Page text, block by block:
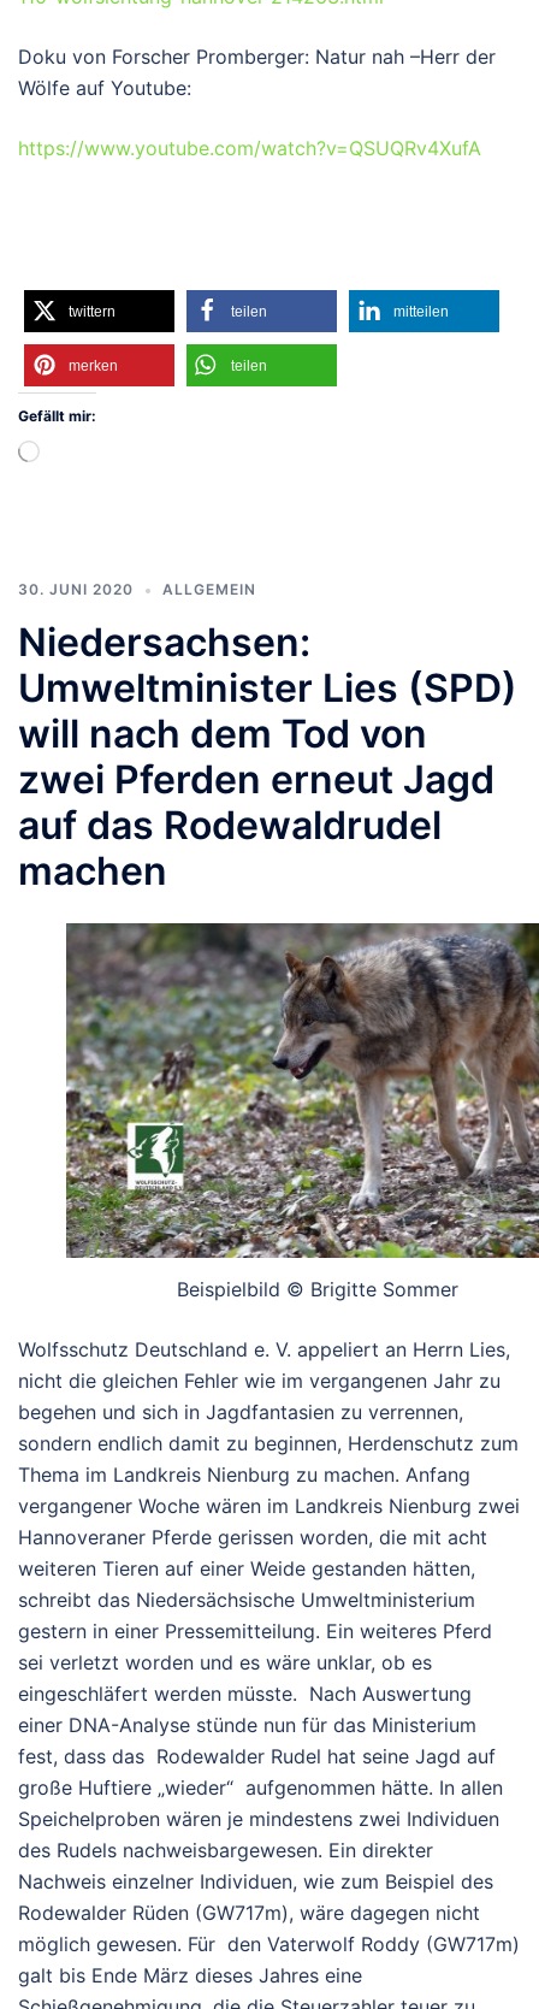
Doku von Forscher Promberger: Natur nah –Herr der
Wölfe auf Youtube:
https://www.youtube.com/watch?v=QSUQRv4XufA
twittern teilen mitteilen
merken teilen
Gefällt mir:
Wird
30. JUNI 2020 ALLGEMEIN
Niedersachsen:
Umweltminister Lies (SPD)
will nach dem Tod von
zwei Pferden erneut Jagd
auf das Rodewaldrudel
machen
Beispielbild © Brigitte Sommer
Wolfsschutz Deutschland e. V. appeliert an Herrn Lies,
nicht die gleichen Fehler wie im vergangenen Jahr zu
begehen und sich in Jagdfantasien zu verrennen,
sondern endlich damit zu beginnen, Herdenschutz zum
Thema im Landkreis Nienburg zu machen. Anfang
vergangener Woche wären im Landkreis Nienburg zwei
Hannoveraner Pferde gerissen worden, die mit acht
weiteren Tieren auf einer Weide gestanden hätten,
schreibt das Niedersächsische Umweltministerium
gestern in einer Pressemitteilung. Ein weiteres Pferd
sei verletzt worden und es wäre unklar, ob es
eingeschläfert werden müsste. Nach Auswertung
einer DNA-Analyse stünde nun für das Ministerium
fest, dass das Rodewalder Rudel hat seine Jagd auf
große Huftiere „wieder“ aufgenommen hätte. In allen
Speichelproben wären je mindestens zwei Individuen
des Rudels nachweisbargewesen. Ein direkter
Nachweis einzelner Individuen, wie zum Beispiel des
Rodewalder Rüden (GW717m), wäre dagegen nicht
möglich gewesen. Für den Vaterwolf Roddy (GW717m)
galt bis Ende März dieses Jahres eine